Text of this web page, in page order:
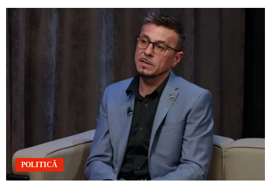
POLITICĂ